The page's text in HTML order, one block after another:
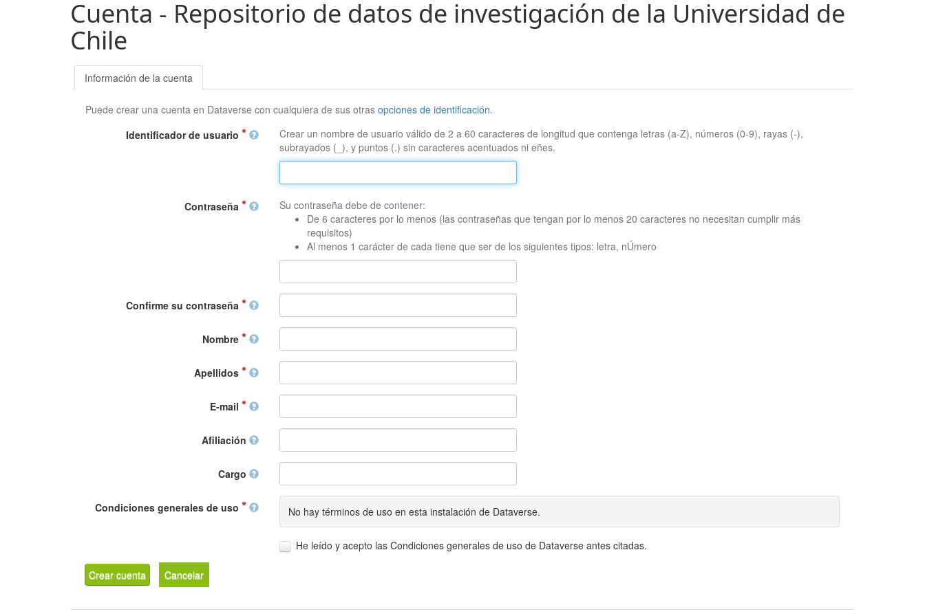
Cuenta - Repositorio de datos de investigación de la Universidad de
Chile
Información de la cuenta
Puede crear una cuenta en Dataverse con cualquiera de sus otrasopciones de identificación.
Identificador de usuario
Crear un nombre de usuario válido de 2 a 60 caracteres de longitud que contenga letras (a-Z), números (0-9), rayas (-),
subrayados (_), y puntos (.) sin caracteres acentuados ni eñes.
Contraseña
Su contraseña debe de contener:
De 6 caracteres por lo menos (las contraseñas que tengan por lo menos 20 caracteres no necesitan cumplir más
requisitos)
Al menos 1 carácter de cada tiene que ser de los siguientes tipos: letra, nÚmero
Confirme su contraseña
Nombre
Apellidos
E-mail
Afiliación
Cargo
Condiciones generales de uso No hay términos de uso en esta instalación de Dataverse.
He leído y acepto las Condiciones generales de uso de Dataverse antes citadas.
Crear cuenta Cancelar